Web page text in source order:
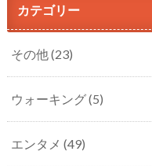
カテゴリー
その他(23)
ウォーキング(5)
エンタメ (49)